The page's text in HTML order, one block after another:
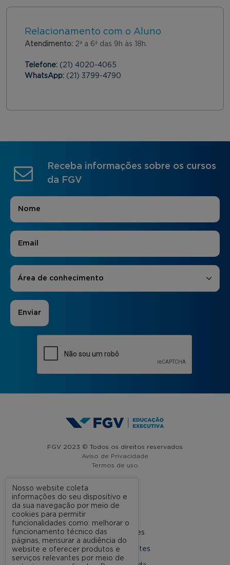
Relacionamento com o Aluno
Atendimento: 2ª a 6ª das 9h às 18h.
Telefone: (21) 4020-4065
WhatsApp: (21) 3799-4790
Receba informações sobre os cursos
da FGV
Nome
E-mail
Áreas de Interesse
Área de conhecimento
FGV 2023 © Todos os direitos reservados
Aviso de Privacidade
Termos de uso
A FGV
Nossas Unidades
Dúvidas Frequentes
Nosso website coleta
informações do seu dispositivo e
da sua navegação por meio de
cookies para permitir
funcionalidades como: melhorar o
funcionamento técnico das
páginas, mensurar a audiência do
website e oferecer produtos e
serviços relevantes por meio de